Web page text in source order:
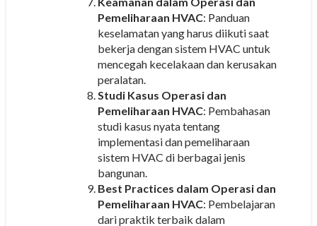
Pemeliharaan HVAC: Panduan
keselamatan yang harus diikuti saat
bekerja dengan sistem HVAC untuk
mencegah kecelakaan dan kerusakan
peralatan.
Studi Kasus Operasi dan
Pemeliharaan HVAC: Pembahasan
studi kasus nyata tentang
implementasi dan pemeliharaan
sistem HVAC di berbagai jenis
bangunan.
Best Practices dalam Operasi dan
Pemeliharaan HVAC: Pembelajaran
dari praktik terbaik dalam